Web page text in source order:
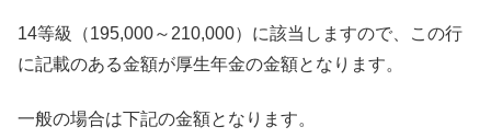
14等級（195,000～210,000）に該当しますので、この行
に記載のある金額が厚生年金の金額となります。
一般の場合は下記の金額となります。